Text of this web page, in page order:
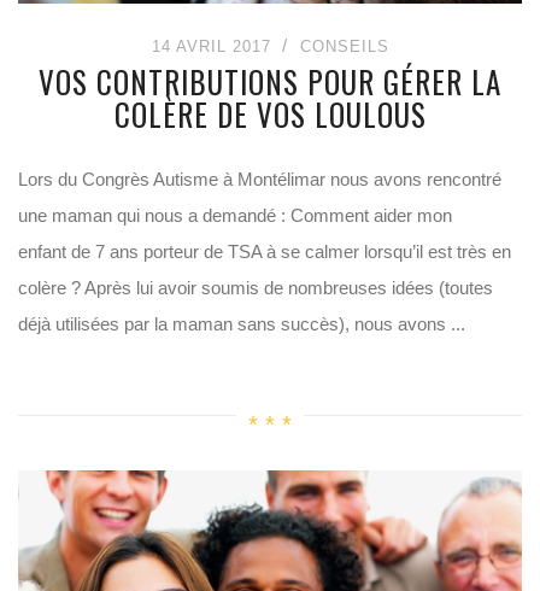
14 AVRIL 2017 CONSEILS
VOS CONTRIBUTIONS POUR GÉRER LA
COLÈRE DE VOS LOULOUS
Lors du Congrès Autisme à Montélimar nous avons rencontré
une maman qui nous a demandé : Comment aider mon
enfant de 7 ans porteur de TSA à se calmer lorsqu’il est très en
colère ? Après lui avoir soumis de nombreuses idées (toutes
déjà utilisées par la maman sans succès), nous avons ...